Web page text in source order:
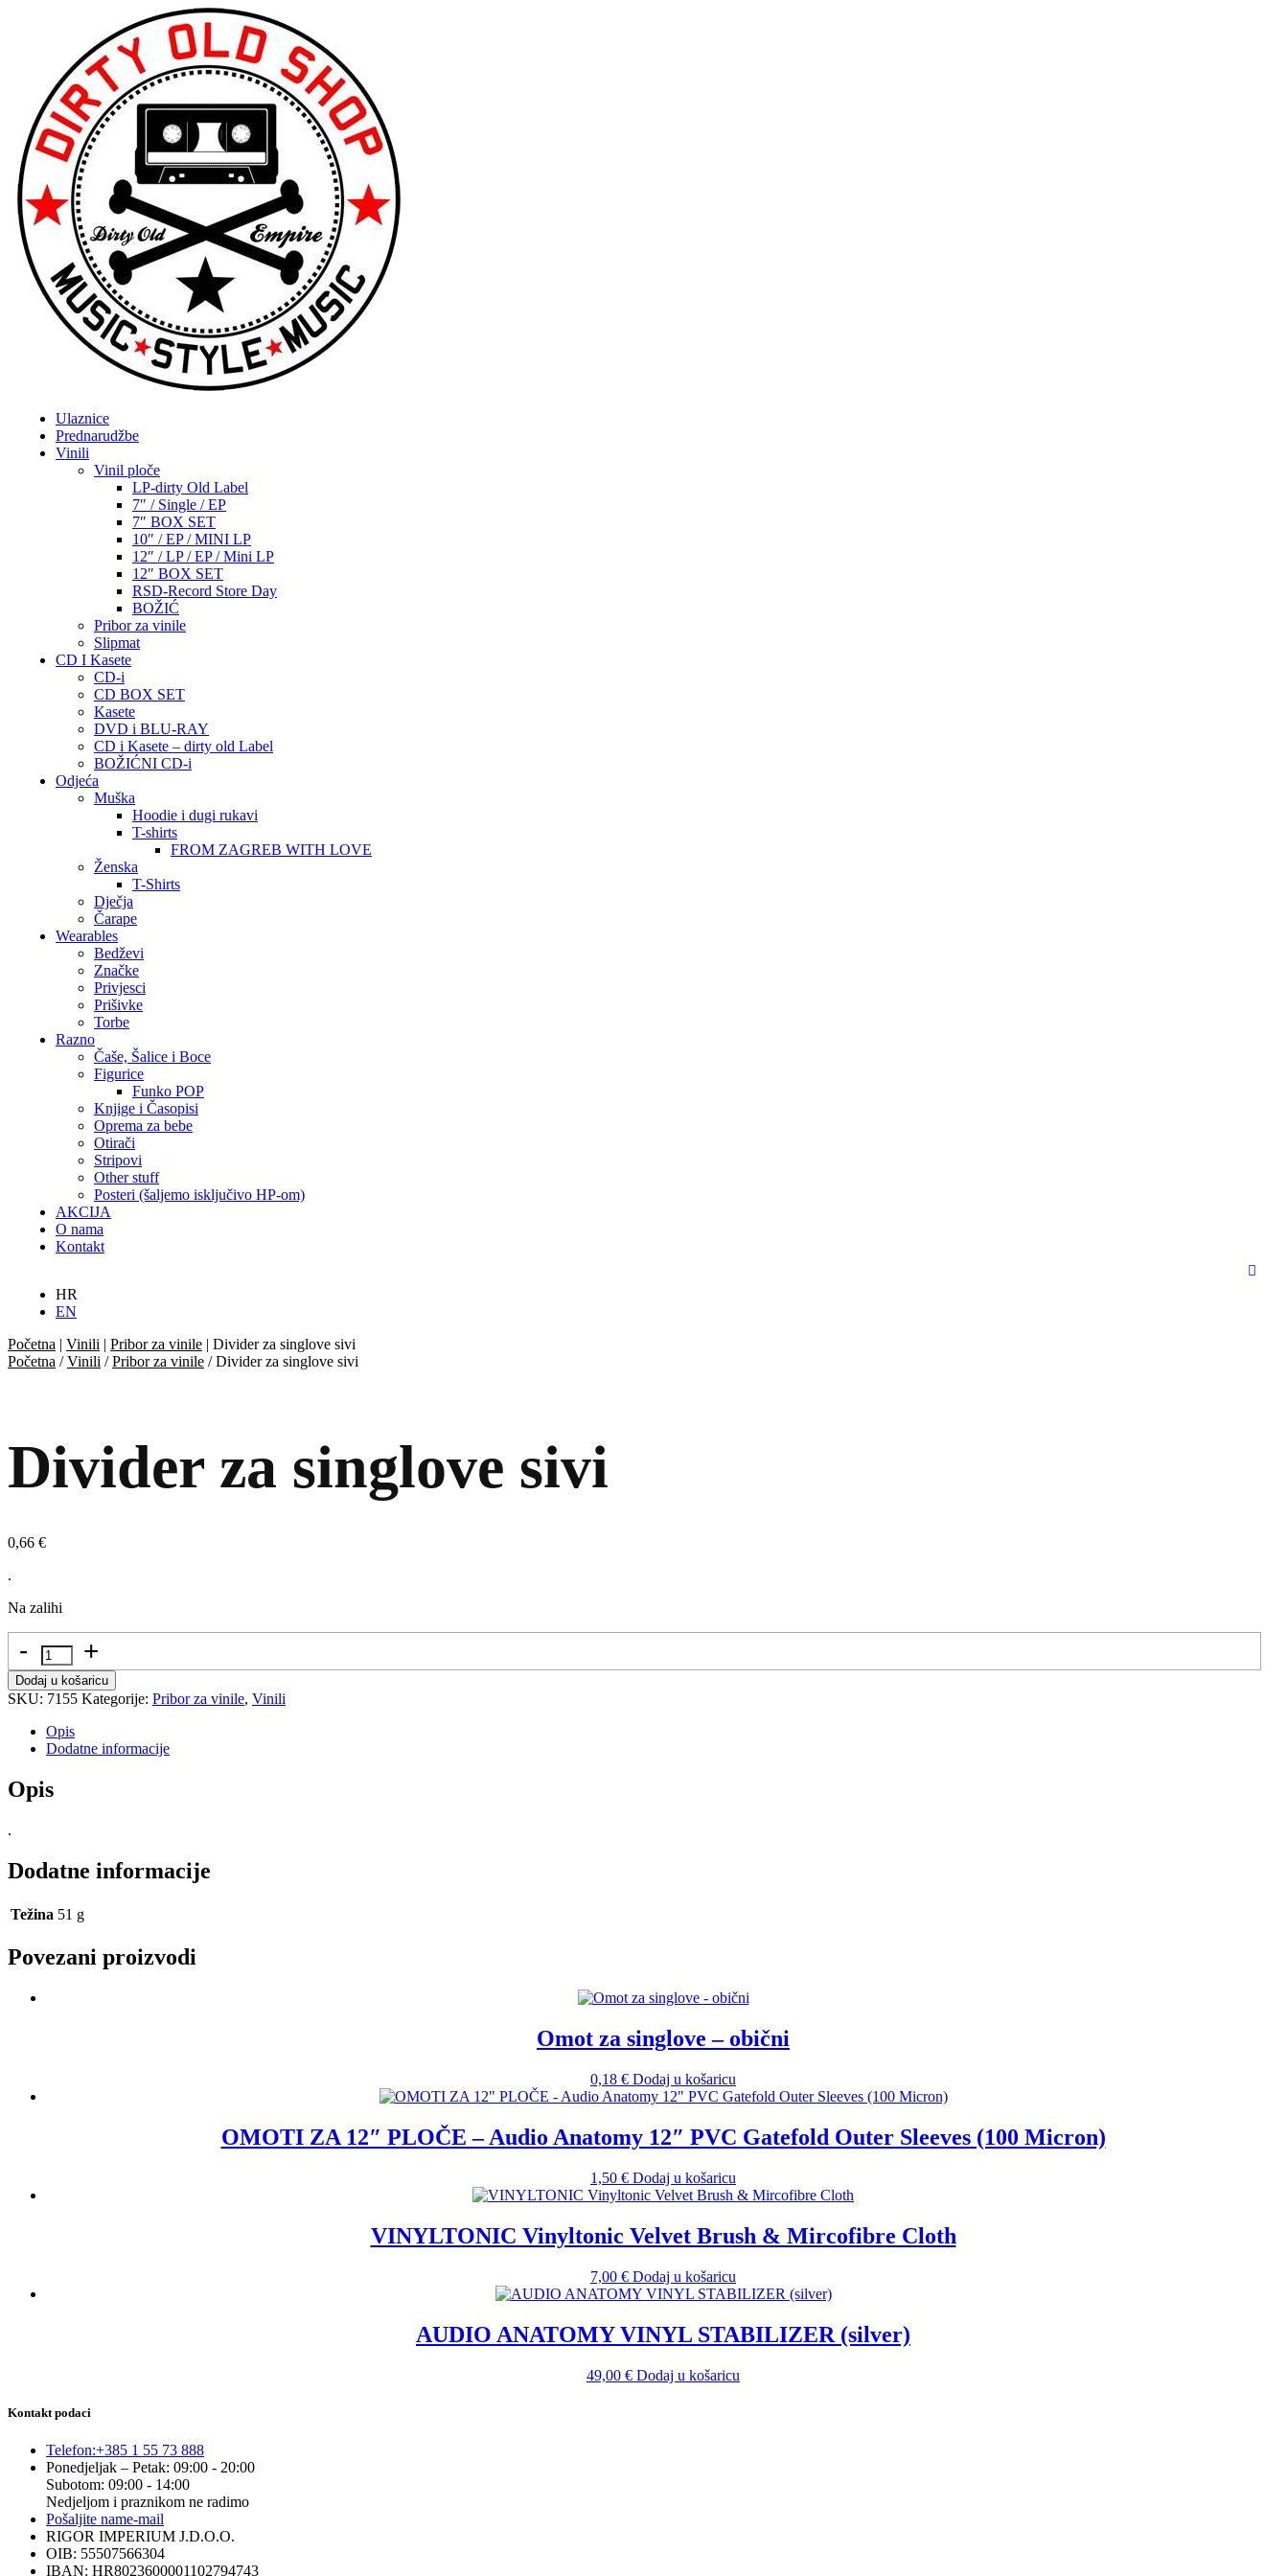
Ulaznice
Prednarudžbe
Vinili
Vinil ploče
LP-dirty Old Label
7″ / Single / EP
7″ BOX SET
10″ / EP / MINI LP
12″ / LP / EP / Mini LP
12″ BOX SET
RSD-Record Store Day
BOŽIĆ
Pribor za vinile
Slipmat
CD I Kasete
CD-i
CD BOX SET
Kasete
DVD i BLU-RAY
CD i Kasete – dirty old Label
BOŽIĆNI CD-i
Odjeća
Muška
Hoodie i dugi rukavi
T-shirts
FROM ZAGREB WITH LOVE
Ženska
T-Shirts
Dječja
Čarape
Wearables
Bedževi
Značke
Privjesci
Prišivke
Torbe
Razno
Čaše, Šalice i Boce
Figurice
Funko POP
Knjige i Časopisi
Oprema za bebe
Otirači
Stripovi
Other stuff
Posteri (šaljemo isključivo HP-om)
AKCIJA
O nama
Kontakt
HR
EN
Početna | Vinili | Pribor za vinile | Divider za singlove sivi
Početna /Vinili /Pribor za vinile / Divider za singlove sivi
Divider za singlove sivi
0,66 €
.
Na zalihi
Dodaj u košaricu
SKU: 7155 Kategorije: Pribor za vinile, Vinili
Opis
Dodatne informacije
Opis
.
Dodatne informacije
Težina 51 g
Povezani proizvodi
Omot za singlove – obični
0,18 € Dodaj u košaricu
OMOTI ZA 12″ PLOČE – Audio Anatomy 12″ PVC Gatefold Outer Sleeves (100 Micron)
1,50 € Dodaj u košaricu
VINYLTONIC Vinyltonic Velvet Brush & Mircofibre Cloth
7,00 € Dodaj u košaricu
AUDIO ANATOMY VINYL STABILIZER (silver)
49,00 € Dodaj u košaricu
Kontakt podaci
Telefon:+385 1 55 73 888
Ponedjeljak – Petak: 09:00 - 20:00
Subotom: 09:00 - 14:00
Nedjeljom i praznikom ne radimo
Pošaljite name-mail
RIGOR IMPERIUM J.D.O.O.
OIB: 55507566304
IBAN: HR8023600001102794743